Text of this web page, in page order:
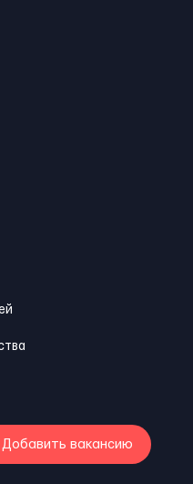
Добавить вакансию